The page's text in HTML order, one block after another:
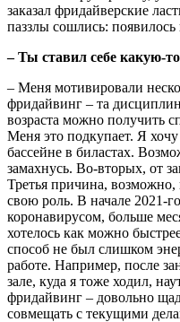
заказал фридайверские
паззлы сошлись:
– Ты ставил себе какую-
– Меня мотивировали
фридайвинг – та
возраста можно получить
Меня это подкупает. Я
бассейне в биластах.
замахнусь. Во-вторых, от
Третья причина, возможно,
свою роль. В начале 2021-
коронавирусом, больше
хотелось как можно
способ не был слишком
работе. Например, после
зале, куда я тоже ходил,
фридайвинг – довольно
совмещать с текущими